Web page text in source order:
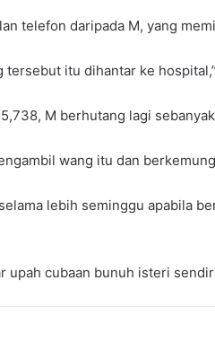
telefon daripada M, yang
tersebut itu dihantar ke
M berhutang lagi
wang itu dan
lebih seminggu apabila
upah cubaan bunuh isteri